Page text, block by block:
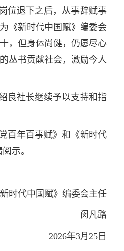
位退下之后，从事辞赋事
《新时代中国赋》编委会
，但身体尚健，仍愿尽心
丛书贡献社会，激励今人
良社长继续予以支持和指
百年百事赋》和《新时代
示。
新时代中国赋》编委会主任
闵凡路
2026年3月25日